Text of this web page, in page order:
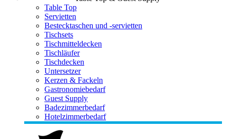
Table Top
Servietten
Bestecktaschen und -servietten
Tischsets
Tischmitteldecken
Tischläufer
Tischdecken
Untersetzer
Kerzen & Fackeln
Gastronomiebedarf
Guest Supply
Badezimmerbedarf
Hotelzimmerbedarf